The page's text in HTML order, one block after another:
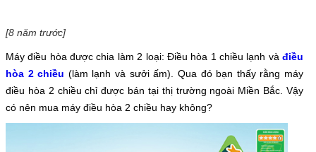
[8 năm trước]
Máy điều hòa được chia làm 2 loại: Điều hòa 1 chiều lạnh và điều
hòa 2 chiều (làm lạnh và sưởi ấm). Qua đó bạn thấy rằng máy
điều hòa 2 chiều chỉ được bán tại thị trường ngoài Miền Bắc. Vậy
có nên mua máy điều hòa 2 chiều hay không?